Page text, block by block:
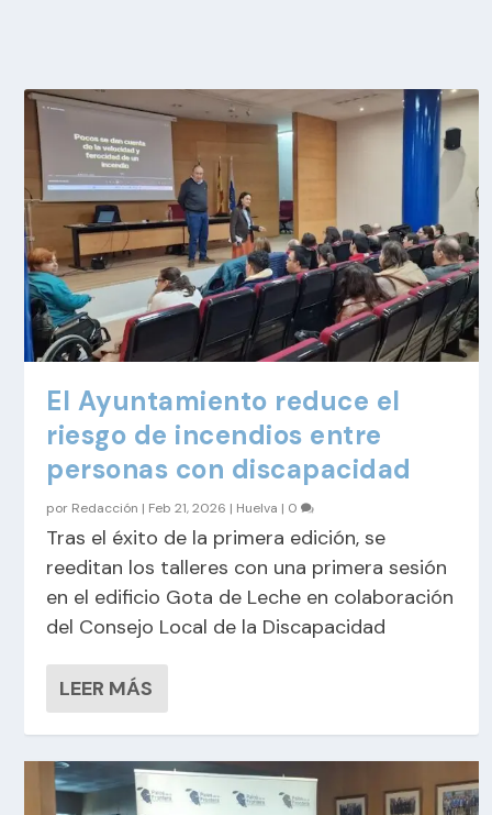
El Ayuntamiento reduce el
riesgo de incendios entre
personas con discapacidad
por Redacción | Feb 21, 2026 | Huelva | 0
Tras el éxito de la primera edición, se
reeditan los talleres con una primera sesión
en el edificio Gota de Leche en colaboración
del Consejo Local de la Discapacidad
LEER MÁS